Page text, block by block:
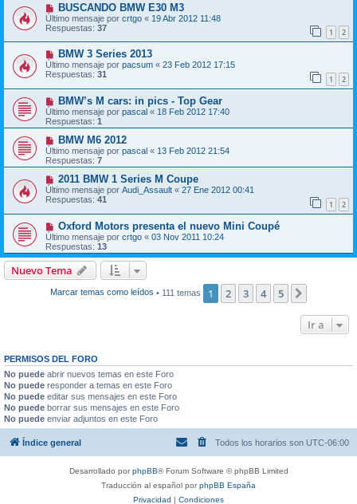
BUSCANDO BMW E30 M3
Último mensaje por crtgo « 19 Abr 2012 11:48
Respuestas: 37 1 2
BMW 3 Series 2013
Último mensaje por pacsum « 23 Feb 2012 17:15
Respuestas: 31 1 2
BMW’s M cars: in pics - Top Gear
Último mensaje por pascal « 18 Feb 2012 17:40
Respuestas: 1
BMW M6 2012
Último mensaje por pascal « 13 Feb 2012 21:54
Respuestas: 7
2011 BMW 1 Series M Coupe
Último mensaje por Audi_Assault « 27 Ene 2012 00:41
Respuestas: 41 1 2
Oxford Motors presenta el nuevo Mini Coupé
Último mensaje por crtgo « 03 Nov 2011 10:24
Respuestas: 13
Nuevo Tema
Marcar temas como leídos • 111 temas 1 2 3 4 5
Ir a
PERMISOS DEL FORO
No puede abrir nuevos temas en este Foro
No puede responder a temas en este Foro
No puede editar sus mensajes en este Foro
No puede borrar sus mensajes en este Foro
No puede enviar adjuntos en este Foro
Índice general Todos los horarios son UTC-06:00
Desarrollado porphpBB® Forum Software © phpBB Limited
Traducción al español porphpBB España
Privacidad | Condiciones